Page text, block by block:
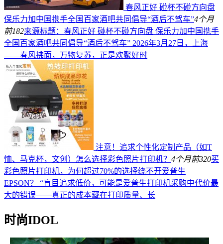
春风正好 碰杯不碰方向盘
保乐力加中国携手全国百家酒吧共同倡导“酒后不驾车”4个月
前182来源标题：春风正好 碰杯不碰方向盘 保乐力加中国携手
全国百家酒吧共同倡导“酒后不驾车” 2026年3月27日，上海
——春风拂面，万物复苏，正是欢聚好时
注意！追求个性化定制产品（如T
恤、马克杯，文创）怎么选择彩色照片打印机？ 4个月前320买
彩色照片打印机，为何超过70%的选择绕不开爱普生
EPSON？ “盲目追求低价，可能是爱普生打印机采购中代价最
大的错误——真正的成本藏在打印质量、长
时尚IDOL